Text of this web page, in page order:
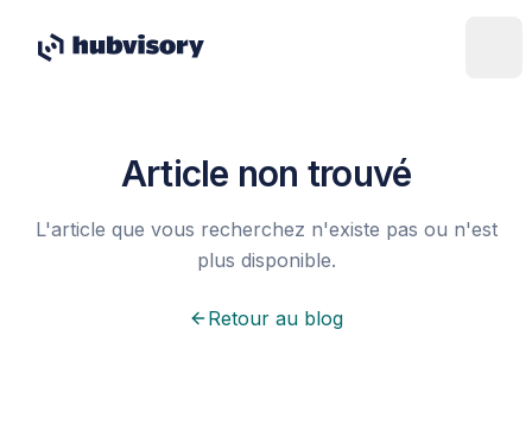
Article non trouvé
L'article que vous recherchez n'existe pas ou n'est
plus disponible.
Retour au blog